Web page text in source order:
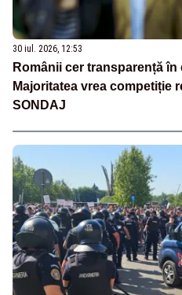
30 iul. 2026, 12:53
Românii cer transparență
Majoritatea vrea competiție
SONDAJ